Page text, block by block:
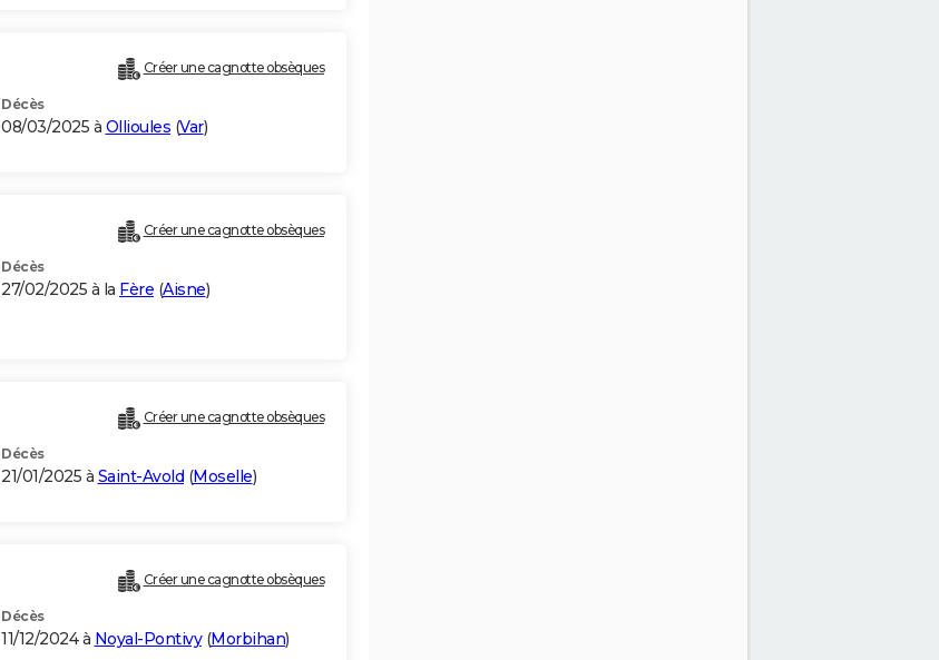
Créer une cagnotte obsèques
Décès
08/03/2025 à Ollioules (Var)
Créer une cagnotte obsèques
Décès
27/02/2025 à la Fère (Aisne)
Créer une cagnotte obsèques
Décès
21/01/2025 à Saint-Avold (Moselle)
Créer une cagnotte obsèques
Décès
11/12/2024 à Noyal-Pontivy(Morbihan)